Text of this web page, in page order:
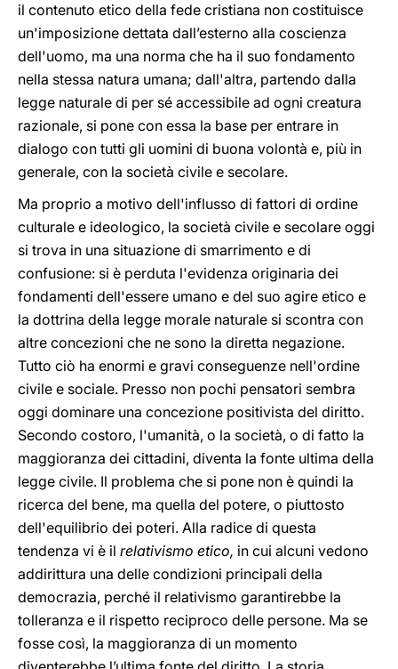
il contenuto etico della fede cristiana non costituisce
un'imposizione dettata dall’esterno alla coscienza
dell'uomo, ma una norma che ha il suo fondamento
nella stessa natura umana; dall'altra, partendo dalla
legge naturale di per sé accessibile ad ogni creatura
razionale, si pone con essa la base per entrare in
dialogo con tutti gli uomini di buona volontà e, più in
generale, con la società civile e secolare.
Ma proprio a motivo dell'influsso di fattori di ordine
culturale e ideologico, la società civile e secolare oggi
si trova in una situazione di smarrimento e di
confusione: si è perduta l'evidenza originaria dei
fondamenti dell'essere umano e del suo agire etico e
la dottrina della legge morale naturale si scontra con
altre concezioni che ne sono la diretta negazione.
Tutto ciò ha enormi e gravi conseguenze nell'ordine
civile e sociale. Presso non pochi pensatori sembra
oggi dominare una concezione positivista del diritto.
Secondo costoro, l'umanità, o la società, o di fatto la
maggioranza dei cittadini, diventa la fonte ultima della
legge civile. Il problema che si pone non è quindi la
ricerca del bene, ma quella del potere, o piuttosto
dell'equilibrio dei poteri. Alla radice di questa
tendenza vi è il relativismo etico, in cui alcuni vedono
addirittura una delle condizioni principali della
democrazia, perché il relativismo garantirebbe la
tolleranza e il rispetto reciproco delle persone. Ma se
fosse così, la maggioranza di un momento